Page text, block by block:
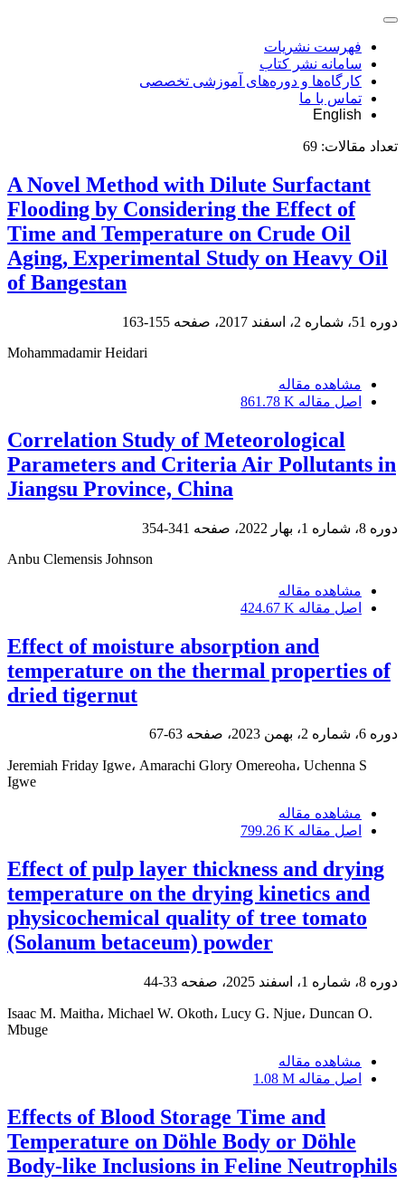
فهرست نشریات
سامانه نشر کتاب
کارگاه‌ها و دوره‌های آموزشی تخصصی
تماس با ما
English
تعداد مقالات: 69
A Novel Method with Dilute Surfactant
Flooding by Considering the Effect of
Time and Temperature on Crude Oil
Aging, Experimental Study on Heavy Oil
of Bangestan
دوره 51، شماره 2، اسفند 2017، صفحه
155-163
Mohammadamir Heidari
مشاهده مقاله
اصل مقاله 861.78 K
Correlation Study of Meteorological
Parameters and Criteria Air Pollutants in
Jiangsu Province, China
دوره 8، شماره 1، بهار 2022، صفحه
341-354
Anbu Clemensis Johnson
مشاهده مقاله
اصل مقاله 424.67 K
Effect of moisture absorption and
temperature on the thermal properties of
dried tigernut
دوره 6، شماره 2، بهمن 2023، صفحه 63-67
Jeremiah Friday Igwe، Amarachi Glory Omereoha، Uchenna S
Igwe
مشاهده مقاله
اصل مقاله 799.26 K
Effect of pulp layer thickness and drying
temperature on the drying kinetics and
physicochemical quality of tree tomato
(Solanum betaceum) powder
دوره 8، شماره 1، اسفند 2025، صفحه 33-44
Isaac M. Maitha، Michael W. Okoth، Lucy G. Njue، Duncan O.
Mbuge
مشاهده مقاله
اصل مقاله 1.08 M
Effects of Blood Storage Time and
Temperature on Döhle Body or Döhle
Body-like Inclusions in Feline Neutrophils